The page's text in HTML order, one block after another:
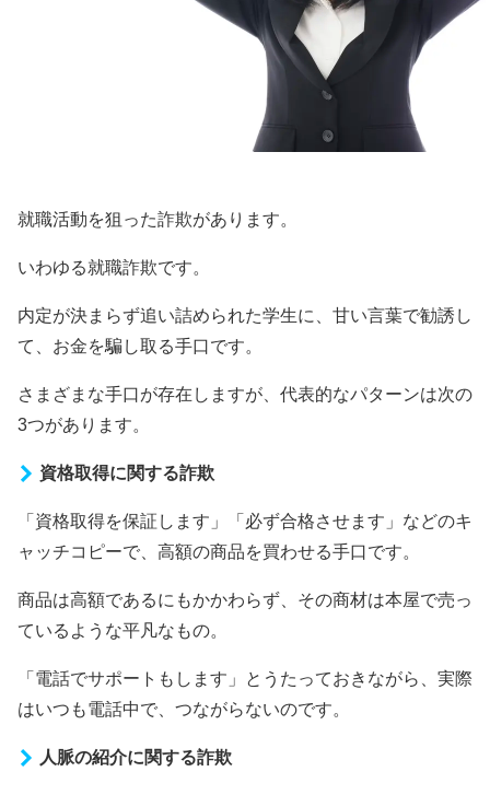
就職活動を狙った詐欺があります。
いわゆる就職詐欺です。
内定が決まらず追い詰められた学生に、甘い言葉で勧誘し
て、お金を騙し取る手口です。
さまざまな手口が存在しますが、代表的なパターンは次の
3つがあります。
資格取得に関する詐欺
「資格取得を保証します」「必ず合格させます」などのキ
ャッチコピーで、高額の商品を買わせる手口です。
商品は高額であるにもかかわらず、その商材は本屋で売っ
ているような平凡なもの。
「電話でサポートもします」とうたっておきながら、実際
はいつも電話中で、つながらないのです。
人脈の紹介に関する詐欺